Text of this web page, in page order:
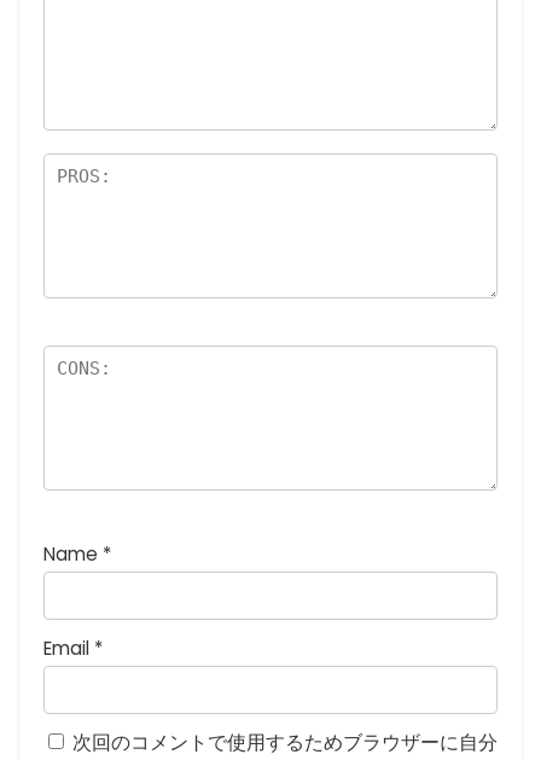
価
Name *
Email *
次回のコメントで使用するためブラウザーに自分